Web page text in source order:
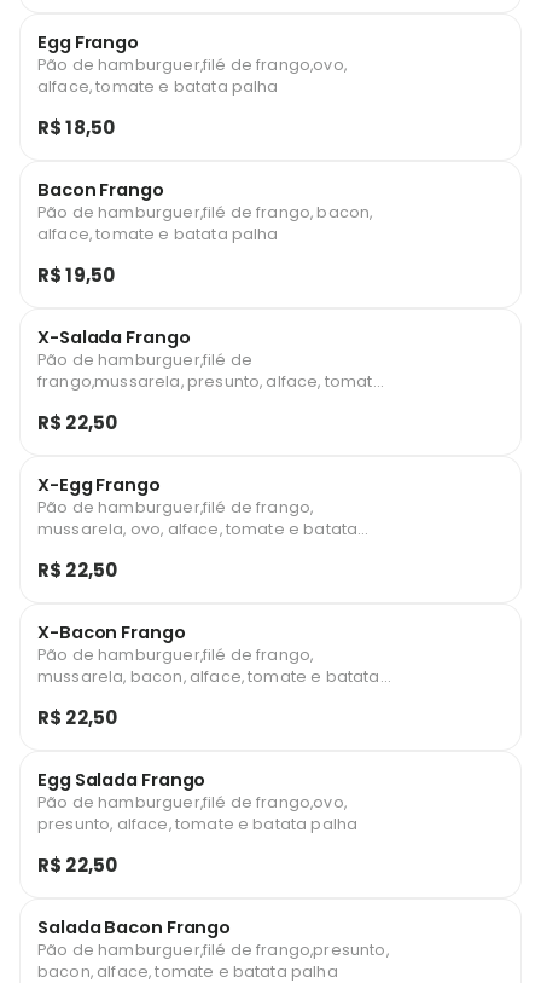
Egg Frango
Pão de hamburguer,filé de frango,ovo,
alface, tomate e batata palha
R$ 18,50
Bacon Frango
Pão de hamburguer,filé de frango, bacon,
alface, tomate e batata palha
R$ 19,50
X-Salada Frango
Pão de hamburguer,filé de
frango,mussarela, presunto, alface, tomate
R$ 22,50
X-Egg Frango
Pão de hamburguer,filé de frango,
mussarela, ovo, alface, tomate e batata
R$ 22,50
X-Bacon Frango
Pão de hamburguer,filé de frango,
mussarela, bacon, alface, tomate e batata
R$ 22,50
Egg Salada Frango
Pão de hamburguer,filé de frango,ovo,
presunto, alface, tomate e batata palha
R$ 22,50
Salada Bacon Frango
Pão de hamburguer,filé de frango,presunto,
bacon, alface, tomate e batata palha